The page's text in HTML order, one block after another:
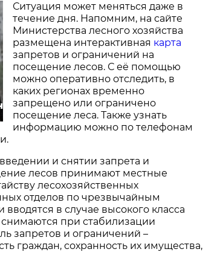
Ситуация может меняться даже в
течение дня. Напомним, на сайте
Министерства лесного хозяйства
размещена интерактивная карта
запретов и ограничений на
посещение лесов. С её помощью
можно оперативно отследить, в
каких регионах временно
запрещено или ограничено
посещение леса. Также узнать
информацию можно по телефонам
и снятии запрета и
лесов принимают местные
лесохозяйственных
отделов по чрезвычайным
в случае высокого класса
при стабилизации
запретов и ограничений –
граждан, сохранность их имущества,